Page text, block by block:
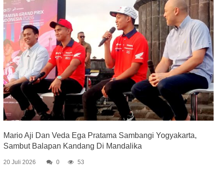
Mario Aji Dan Veda Ega Pratama Sambangi Yogyakarta,
Sambut Balapan Kandang Di Mandalika
20 Juli 2026 0 53